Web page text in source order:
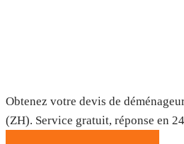
Obtenez votre devis de
(ZH). Service gratuit, réponse en